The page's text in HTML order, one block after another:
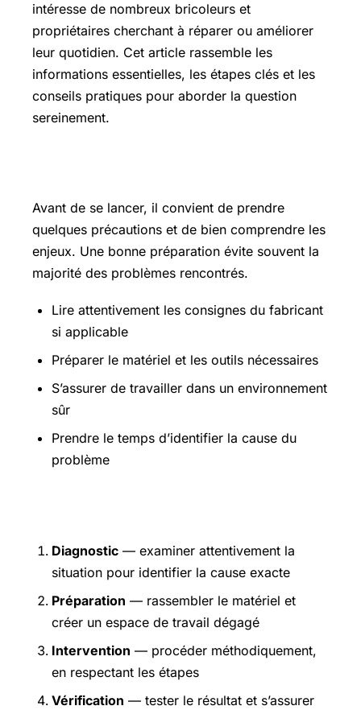
intéresse de nombreux bricoleurs et
propriétaires cherchant à réparer ou améliorer
leur quotidien. Cet article rassemble les
informations essentielles, les étapes clés et les
conseils pratiques pour aborder la question
sereinement.
Avant de se lancer, il convient de prendre
quelques précautions et de bien comprendre les
enjeux. Une bonne préparation évite souvent la
majorité des problèmes rencontrés.
Lire attentivement les consignes du fabricant
si applicable
Préparer le matériel et les outils nécessaires
S’assurer de travailler dans un environnement
sûr
Prendre le temps d’identifier la cause du
problème
Diagnostic — examiner attentivement la
situation pour identifier la cause exacte
Préparation — rassembler le matériel et
créer un espace de travail dégagé
Intervention — procéder méthodiquement,
en respectant les étapes
Vérification — tester le résultat et s’assurer